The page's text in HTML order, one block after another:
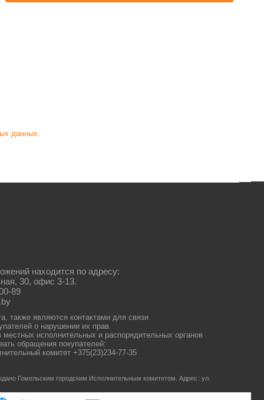
данных.
находится по адресу:
30, офис 3-13.
89
также являются контактами для связи
о нарушении их прав.
исполнительных и распорядительных органов
обращения покупателей:
комитет +375(23)234-77-35
Гомельским городским Исполнительным комитетом.Адрес: ул.